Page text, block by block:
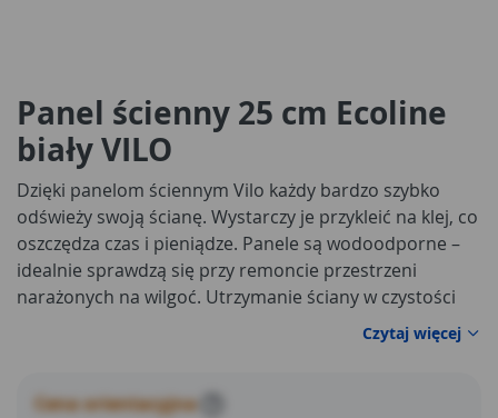
Panel ścienny 25 cm Ecoline
biały VILO
Dzięki panelom ściennym Vilo każdy bardzo szybko
odświeży swoją ścianę. Wystarczy je przykleić na klej, co
oszczędza czas i pieniądze. Panele są wodoodporne –
idealnie sprawdzą się przy remoncie przestrzeni
narażonych na wilgoć. Utrzymanie ściany w czystości
również nie będzie problemem! Wystarczy szmatka i
Czytaj więcej
Cena orientacyjna